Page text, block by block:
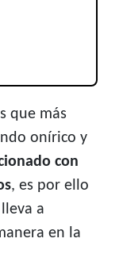
que más
onírico y
con
, es por ello
a
en la